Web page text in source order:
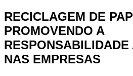
RECICLAGEM DE
PROMOVENDO A
RESPONSABILIDADE
NAS EMPRESAS